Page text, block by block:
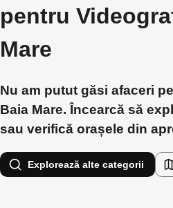
pentru
Mare
Nu am putut găsi afaceri
Baia Mare. Încearcă să
sau verifică orașele din
Explorează alte categorii